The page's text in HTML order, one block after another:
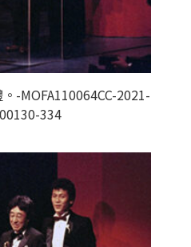
-MOFA110064CC-2021-
334